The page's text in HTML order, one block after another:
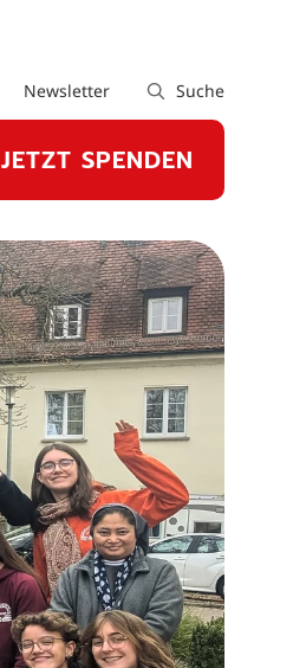
JETZT SPENDEN
Newsletter Suche